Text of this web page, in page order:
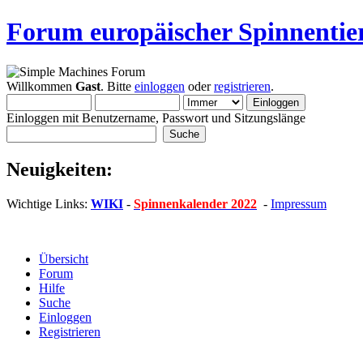
Forum europäischer
Willkommen Gast. Bitte einloggen oderregistrieren.
Einloggen mit Benutzername, Passwort und Sitzungslänge
Neuigkeiten:
Wichtige Links: WIKI - Spinnenkalender 2022 - Impressum
Übersicht
Forum
Hilfe
Suche
Einloggen
Registrieren